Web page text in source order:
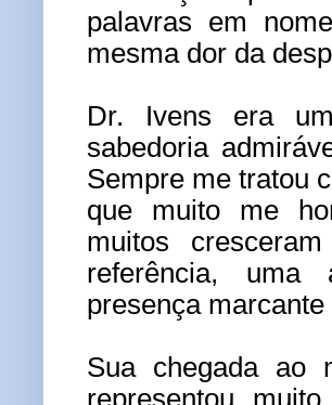
palavras em
mesma dor da
Dr. Ivens era
sabedoria
Sempre me tratou
que muito me
muitos
referência, uma
presença
Sua chegada ao
representou